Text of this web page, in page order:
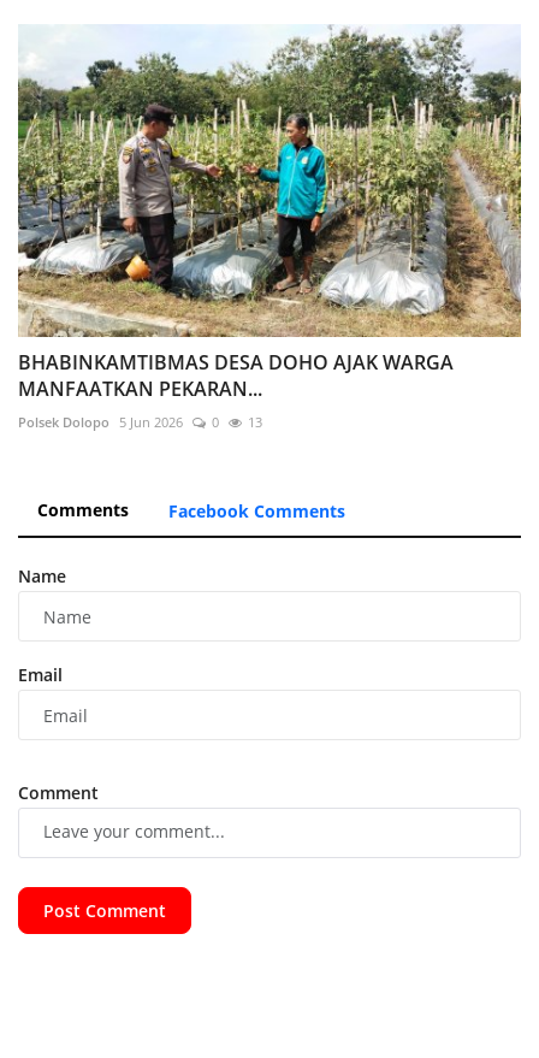
BHABINKAMTIBMAS DESA DOHO AJAK WARGA
MANFAATKAN PEKARAN...
Polsek Dolopo 5 Jun 2026 0 13
Comments Facebook Comments
Name
Email
Comment
Post Comment